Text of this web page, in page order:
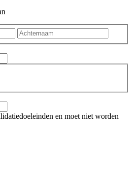
Voornaam
en moet niet worden